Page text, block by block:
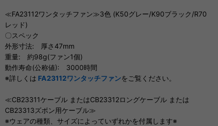
≪FA23112ワンタッチファン≫3色 (K50グレー/K90ブラック/R70
レッド)
〇スペック
外形寸法: 厚さ47mm
重量: 約98g(ファン1個)
動作寿命(公称値): 3000時間
※詳しくは FA23112ワンタッチファンをご覧ください。
≪CB23311ケーブル またはCB23312ロングケーブル または
CB23313ズボン用ケーブル≫
※ウェアの種類、サイズによっていずれかを付属します※